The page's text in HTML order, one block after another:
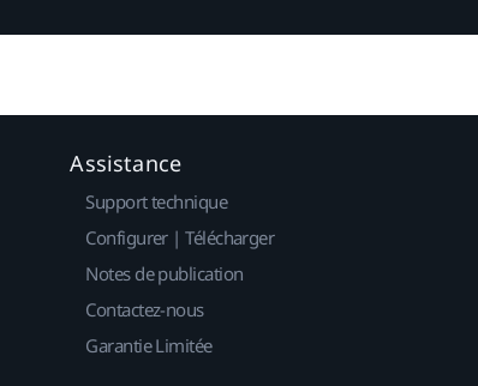
Assistance
Support technique
Configurer | Télécharger
Notes de publication
Contactez-nous
Garantie Limitée